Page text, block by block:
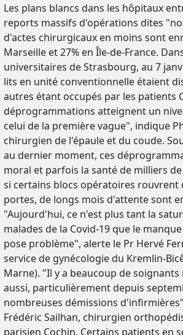
Les plans blancs dans les hôpitaux
reports massifs d'opérations dites
d'actes chirurgicaux en moins sont
Marseille et 27% en Île-de-France.
universitaires de Strasbourg, au 7
lits en unité conventionnelle étaient
autres étant occupés par les patients
déprogrammations atteignent un
celui de la première vague", indique
chirurgien de l'épaule et du coude.
au dernier moment, ces
moral et parfois la santé de milliers
si certains blocs opératoires rouvrent
portes, de longs mois d'attente sont
"Aujourd'hui, ce n'est plus tant la
malades de la Covid-19 que le
pose problème", alerte le Pr Hervé
service de gynécologie du Kremlin-
Marne). "Il y a beaucoup de soignants
aussi, particulièrement depuis
nombreuses démissions
Frédéric Sailhan, chirurgien
parisien Cochin. Certains patients en